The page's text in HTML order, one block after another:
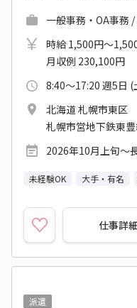
一般事務・OA事務
時給 1,500円～
月収例 230,100円
8:40～17:20 週5日 (
北海道 札幌市東区
札幌市営地下鉄東
2026年10月上旬～
未経験OK 大手・有名
仕事詳
派遣